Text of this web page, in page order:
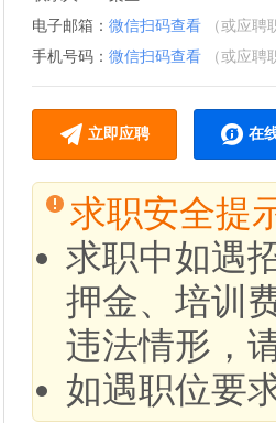
电子邮箱： 微信扫码查看
（或应聘
手机号码： 微信扫码查看 （或应聘
立即应聘 在
求职安全提
求职中如遇
押金、培训
违法情形，
如遇职位要